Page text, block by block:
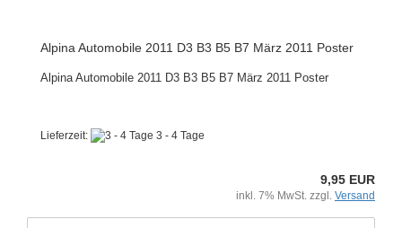
Alpina Automobile 2011 D3 B3 B5 B7 März 2011 Poster
Alpina Automobile 2011 D3 B3 B5 B7 März 2011 Poster
Lieferzeit: 3 - 4 Tage
9,95 EUR
inkl. 7% MwSt. zzgl. Versand